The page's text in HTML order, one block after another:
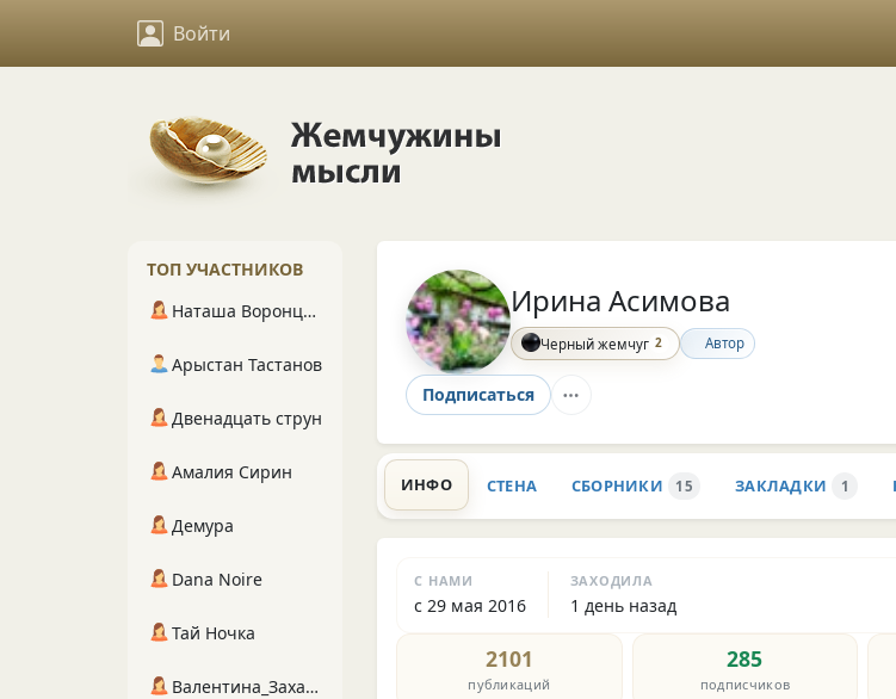
Войти
Ирина Асимова
Черный жемчуг 2 Автор
Подписаться
ИНФО СТЕНА СБОРНИКИ 15 ЗАКЛАДКИ 1
С НАМИ
с 29 мая 2016
ЗАХОДИЛА
1 день назад
2101
публикаций
285
подписчиков
ТОП УЧАСТНИКОВ
Наташа Воронцова
Арыстан Тастанов
Двенадцать струн
Амалия Сирин
Демура
Dana Noire
Тай Ночка
Валентина_Захарова